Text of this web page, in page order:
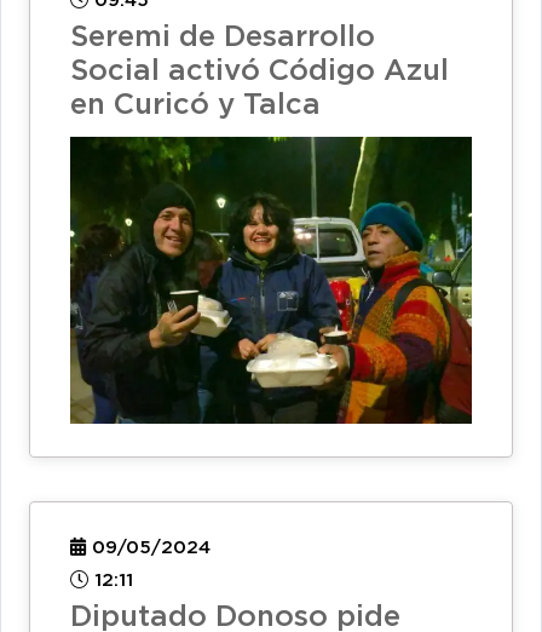
Seremi de Desarrollo
Social activó Código Azul
en Curicó y Talca
09/05/2024
12:11
Diputado Donoso pide